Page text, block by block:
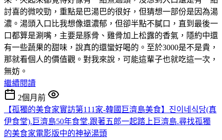
討喜的微咬勁，重點是巴湯巴的很好，但猜想一部份是因為湯
濃。湯頭入口比我想像還濃郁，但卻半點不膩口，直到最後一
口都算是涮嘴，主要是豚骨、雞骨加上松露的香氣，隱約中還
有一些蔬果的甜味，說真的還蠻好喝的。至於3000是不是貴，
那就看個人的價值觀。對我來說，可能這輩子也就吃這一次，
無妨。
繼續閱讀
2個月前
【孤獨的美食家實訪第111家-韓國巨濟島美食】진이네식당(真
伊食堂).巨濟島50年食堂.跟著五郎一起踏上巨濟島.尋找孤獨
的美食家電影版中的神祕湯頭